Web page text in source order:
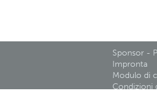
Sponsor -
Impronta
Modulo di
Condizioni